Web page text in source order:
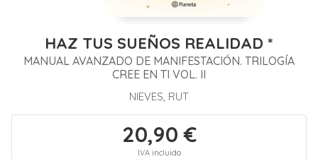
HAZ TUS SUEÑOS REALIDAD *
MANUAL AVANZADO DE MANIFESTACIÓN. TRILOGÍA
CREE EN TI VOL. II
NIEVES, RUT
20,90 €
IVA incluido